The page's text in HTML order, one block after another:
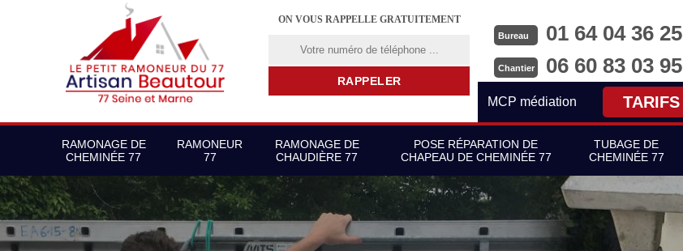
ON VOUS RAPPELLE GRATUITEMENT
Bureau 01 64 04 36 25
Chantier 06 60 83 03 95
MCP médiation TARIFS
RAMONAGE DE
CHEMINÉE 77
RAMONEUR
77
RAMONAGE DE
CHAUDIÈRE 77
POSE RÉPARATION DE
CHAPEAU DE CHEMINÉE 77
TUBAGE DE
CHEMINÉE 77